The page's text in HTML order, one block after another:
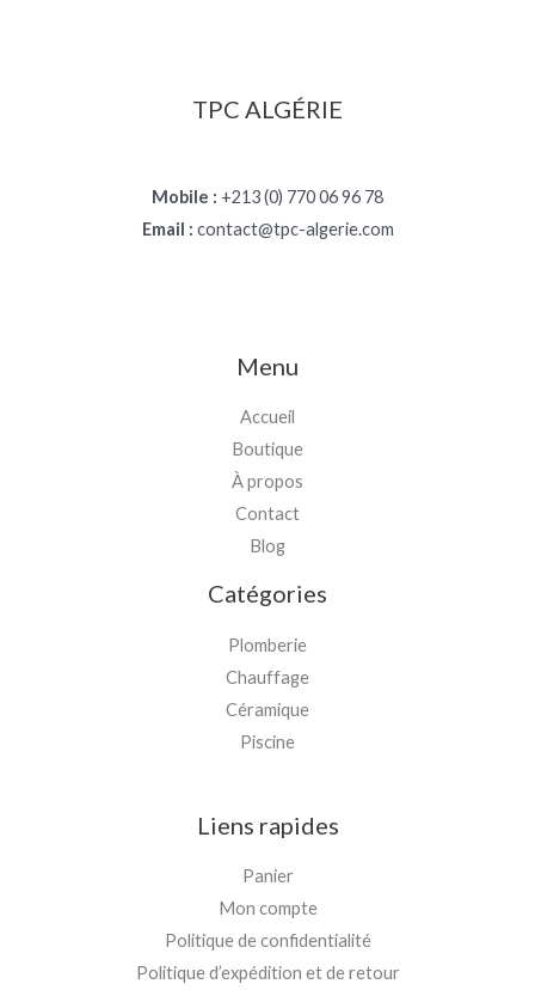
TPC ALGÉRIE
Mobile : +213 (0) 770 06 96 78
Email : contact@tpc-algerie.com
Menu
Accueil
Boutique
À propos
Contact
Blog
Catégories
Plomberie
Chauffage
Céramique
Piscine
Liens rapides
Panier
Mon compte
Politique de confidentialité
Politique d’expédition et de retour